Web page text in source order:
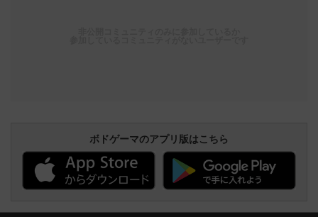
ボドゲーマのアプリ版はこちら